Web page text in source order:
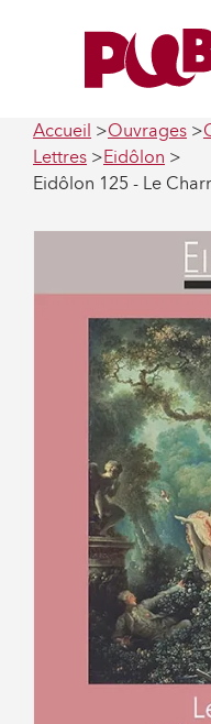
Accueil Ouvrages
Lettres
Eidôlon
Eidôlon 125 - Le